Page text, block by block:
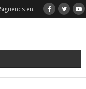
Siguenos en: